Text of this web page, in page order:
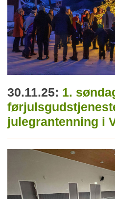
30.11.25: 1.
julegrantenning i